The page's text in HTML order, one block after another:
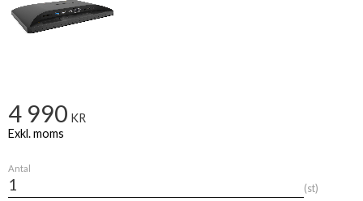
4 990 KR
Antal
st